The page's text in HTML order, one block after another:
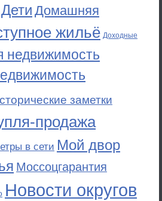
Дети Домашняя
жильё Доходные
недвижимость
заметки
продажа
в сети Мой двор
Моссоцгарантия
Новости округов